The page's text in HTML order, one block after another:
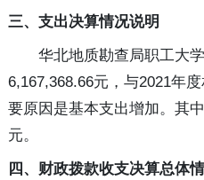
三、支出决算情况说明
华北地质勘查局职工大
6,167,368.66元，与2021年
要原因是基本支出增加。其
元。
四、财政拨款收支决算总体